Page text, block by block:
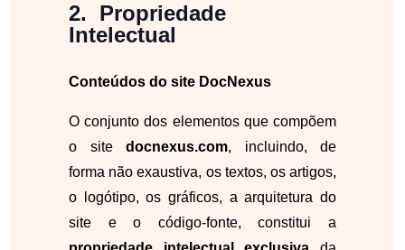
Propriedade
Intelectual
Conteúdos do site DocNexus
O conjunto dos elementos que compõem
o site docnexus.com, incluindo, de
forma não exaustiva, os textos, os artigos,
o logótipo, os gráficos, a arquitetura do
site e o código-fonte, constitui a